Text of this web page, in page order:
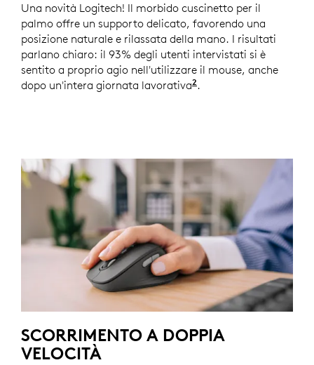
Una novità Logitech! Il morbido cuscinetto per il
palmo offre un supporto delicato, favorendo una
posizione naturale e rilassata della mano. I risultati
parlano chiaro: il 93% degli utenti intervistati si è
sentito a proprio agio nell'utilizzare il mouse, anche
dopo un'intera giornata lavorativa2 In base a uno studio
.
SCORRIMENTO A DOPPIA
VELOCITÀ